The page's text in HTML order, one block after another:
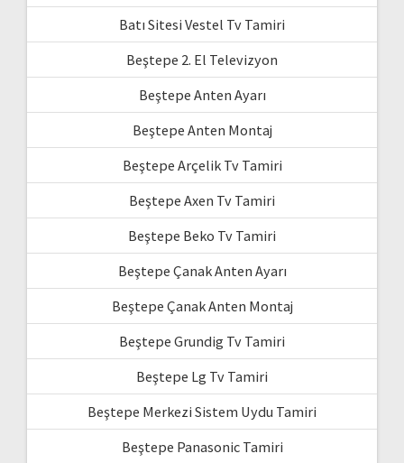
Batı Sitesi Vestel Tv Tamiri
Beştepe 2. El Televizyon
Beştepe Anten Ayarı
Beştepe Anten Montaj
Beştepe Arçelik Tv Tamiri
Beştepe Axen Tv Tamiri
Beştepe Beko Tv Tamiri
Beştepe Çanak Anten Ayarı
Beştepe Çanak Anten Montaj
Beştepe Grundig Tv Tamiri
Beştepe Lg Tv Tamiri
Beştepe Merkezi Sistem Uydu Tamiri
Beştepe Panasonic Tamiri